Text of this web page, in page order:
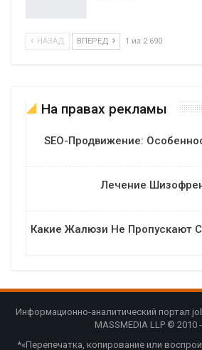
НАЗАД ВПЕРЕД 1 из 2 690
На правах рекламы
SEO-Продвижение:
Лечение
Какие Жалюзи Не Пропускают
Информационно-аналитический портал
MASSMEDIA LLP © 2010
*«Перепечатка, копирование или